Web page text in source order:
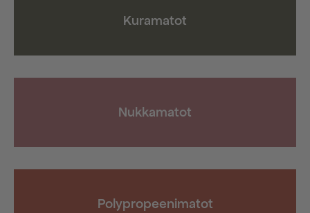
Kuramatot
Nukkamatot
Polypropeenimatot